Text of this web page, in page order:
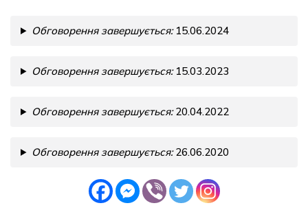
Обговорення завершується:15.06.2024
Обговорення завершується:15.03.2023
Обговорення завершується:20.04.2022
Обговорення завершується:26.06.2020